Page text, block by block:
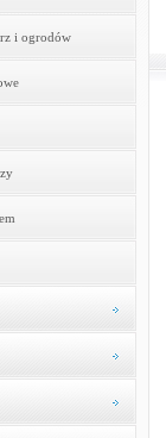
i ogrodów